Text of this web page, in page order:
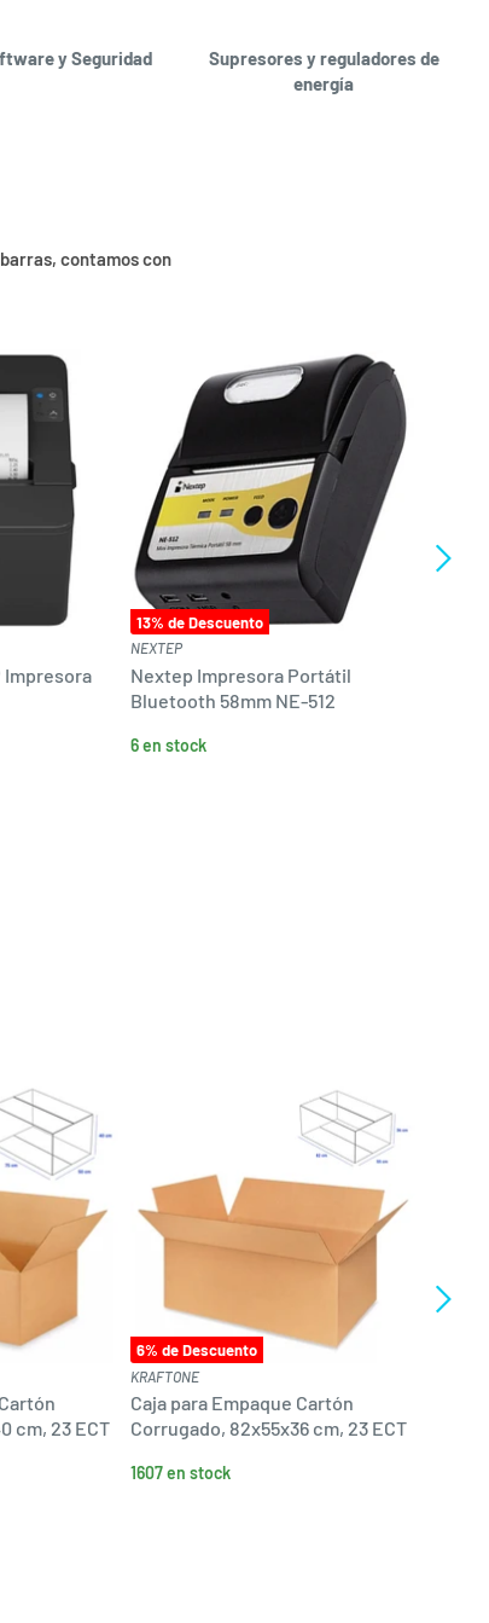
y Seguridad
Supresores y reguladores de
energía
contamos con
Impresora
13% de Descuento
NEXTEP
Nextep Impresora Portátil
Bluetooth 58mm NE-512
6 en stock
cm, 23 ECT
6% de Descuento
KRAFTONE
Caja para Empaque Cartón
Corrugado, 82x55x36 cm, 23 ECT
1607 en stock